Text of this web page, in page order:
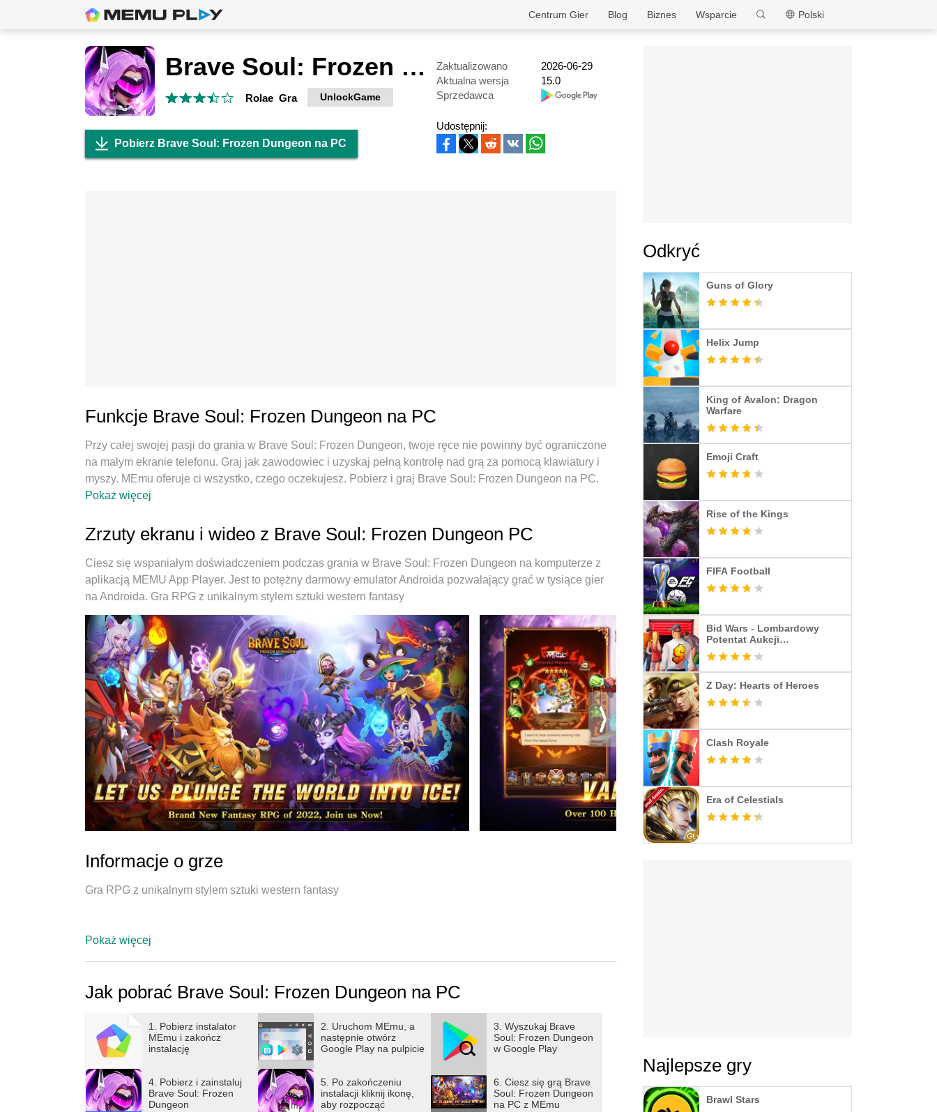
MEmu
Polski
Wsparcie
Biznes
Blog
Centrum Gier
Brave Soul: Frozen Dungeon
Rolae Gra UnlockGame
Zaktualizowano
2026-06-29
Aktualna wersja
15.0
Sprzedawca
Pobierz Brave Soul: Frozen Dungeon na PC
Udostępnij:
Funkcje Brave Soul: Frozen Dungeon na PC
Przy całej swojej pasji do grania w Brave Soul: Frozen Dungeon, twoje ręce nie powinny być ograniczone
na małym ekranie telefonu. Graj jak zawodowiec i uzyskaj pełną kontrolę nad grą za pomocą klawiatury i
myszy. MEmu oferuje ci wszystko, czego oczekujesz. Pobierz i graj Brave Soul: Frozen Dungeon na PC.
Graj tak długo, jak chcesz, bez ograniczeń baterii, danych komórkowych i niepokojących połączeń.
dzięki naszej wiedzy, znakomity, wstępnie ustawiony system mapowania klawiszy sprawia, że Brave Soul:
Frozen Dungeon jest prawdziwą grą na PC. Zakodowany naszą absorpcją, menedżer wielu instancji
umożliwia granie na 2 lub więcej kontach na tym samym urządzeniu. A co najważniejsze, nasz emulator
może uwolnić pełny potencjał twojego komputera, sprawić, że wszystko będzie płynne. Dbamy nie tylko o
to, jak grasz, ale także o cały proces czerpania radości z grania.
Pokaż więcej
Zrzuty ekranu i wideo z Brave Soul: Frozen Dungeon PC
Ciesz się wspaniałym doświadczeniem podczas grania w Brave Soul: Frozen Dungeon na komputerze z
aplikacją MEMU App Player. Jest to potężny darmowy emulator Androida pozwalający grać w tysiące gier
na Androida. Gra RPG z unikalnym stylem sztuki western fantasy
Informacje o grze
Gra RPG z unikalnym stylem sztuki western fantasy
Pokaż więcej
Jak pobrać Brave Soul: Frozen Dungeon na PC
1. Pobierz instalator
MEmu i zakończ
instalację
2. Uruchom MEmu, a
następnie otwórz
Google Play na pulpicie
3. Wyszukaj Brave
Soul: Frozen Dungeon
w Google Play
4. Pobierz i zainstaluj
Brave Soul: Frozen
Dungeon
5. Po zakończeniu
instalacji kliknij ikonę,
aby rozpocząć
6. Ciesz się grą Brave
Soul: Frozen Dungeon
na PC z MEmu
Odkryć
Guns of Glory
Helix Jump
King of Avalon: Dragon
Warfare
Emoji Craft
Rise of the Kings
FIFA Football
Bid Wars - Lombardowy
Potentat Aukcji
Magazynowych
Z Day: Hearts of Heroes
Clash Royale
Era of Celestials
Najlepsze gry
Brawl Stars